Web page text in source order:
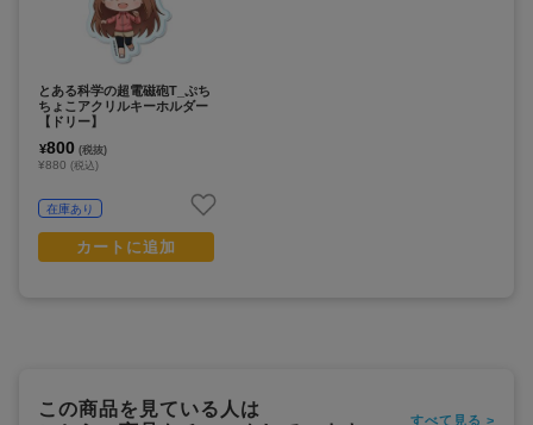
とある科学の超電磁砲T_ぷち
ちょこアクリルキーホルダー
【ドリー】
¥800 (税抜)
¥880 (税込)
在庫あり
カートに追加
この商品を見ている人は
すべて見る >